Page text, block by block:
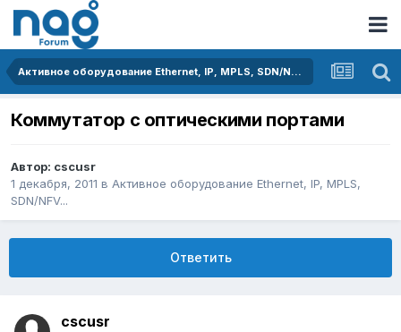
Активное оборудование Ethernet, IP, MPLS, SDN/NFV...
Коммутатор с оптическими портами
Автор: cscusr
1 декабря, 2011 в Активное оборудование Ethernet, IP, MPLS,
SDN/NFV...
Ответить
cscusr